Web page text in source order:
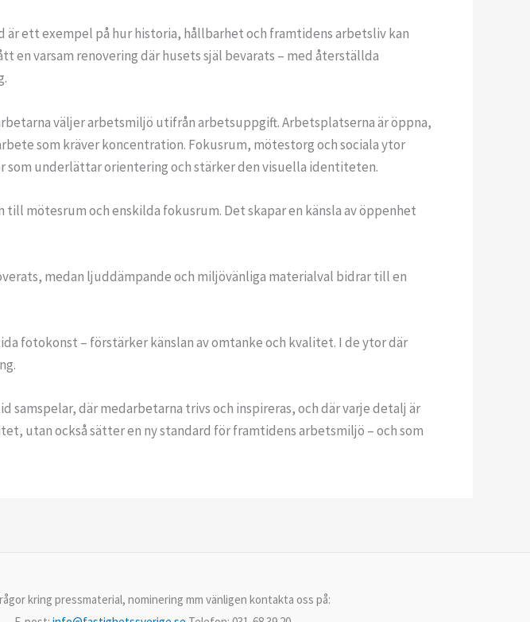
ett exempel på hur historia, hållbarhet och framtidens arbetsliv kan
en varsam renovering där husets själ bevarats – med återställda
väljer arbetsmiljö utifrån arbetsuppgift. Arbetsplatserna är öppna,
som kräver koncentration. Fokusrum, mötestorg och sociala ytor
som underlättar orientering och stärker den visuella identiteten.
mötesrum och enskilda fokusrum. Det skapar en känsla av öppenhet
medan ljuddämpande och miljövänliga materialval bidrar till en
fotokonst – förstärker känslan av omtanke och kvalitet. I de ytor där
där medarbetarna trivs och inspireras, och där varje detalj är
utan också sätter en ny standard för framtidens arbetsmiljö – och som
kring pressmaterial, nominering mm vänligen kontakta oss på: